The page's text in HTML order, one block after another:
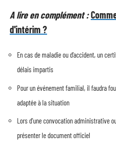
A lire en complément :
d'intérim ?
En cas de maladie ou d’accident, un
délais impartis
Pour un événement familial, il faudra
adaptée à la situation
Lors d’une convocation administrative
présenter le document officiel